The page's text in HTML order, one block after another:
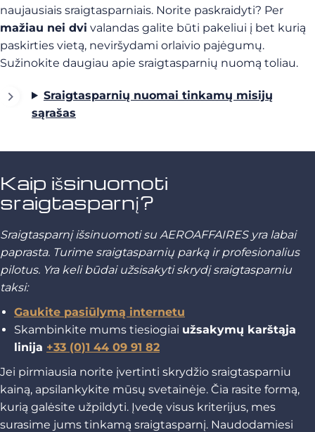
naujausiais sraigtasparniais. Norite paskraidyti? Per
mažiau nei dvi valandas galite būti pakeliui į bet kurią
paskirties vietą, neviršydami orlaivio pajėgumų.
Sužinokite daugiau apie sraigtasparnių nuomą toliau.
Sraigtasparnių nuomai tinkamų misijų
sąrašas
Kaip išsinuomoti
sraigtasparnį?
Sraigtasparnį išsinuomoti su AEROAFFAIRES yra labai
paprasta. Turime sraigtasparnių parką ir profesionalius
pilotus. Yra keli būdai užsisakyti skrydį sraigtasparniu
taksi:
Gaukite pasiūlymą internetu
Skambinkite mums tiesiogiai užsakymų karštąja
linija +33 (0)1 44 09 91 82
Jei pirmiausia norite įvertinti skrydžio sraigtasparniu
kainą, apsilankykite mūsų svetainėje. Čia rasite formą,
kurią galėsite užpildyti. Įvedę visus kriterijus, mes
surasime jums tinkamą sraigtasparnį. Naudodamiesi